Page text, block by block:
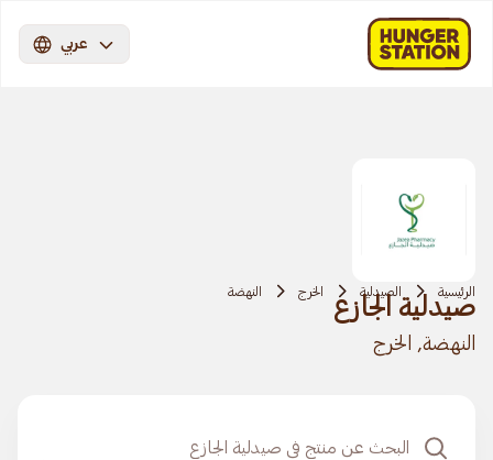
عربي
الرئيسية الصيدلية الخرج النهضة
صيدلية الجازع
النهضة, الخرج